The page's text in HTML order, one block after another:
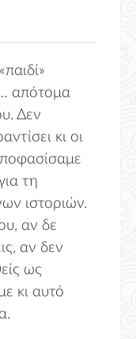
απότομα
Δεν
κι οι
τη
ιστοριών.
αν δε
αν δεν
ως
κι αυτό